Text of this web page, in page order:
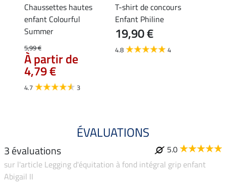
Chaussettes hautes
enfant Colourful
Summer
5,99 €
À partir de
4,79 €
4.7 3
T-shirt de concours
Enfant Philine
19,90 €
4.8 4
ÉVALUATIONS
3 évaluations
5.0
sur l'article Legging d'équitation à fond intégral grip enfant
Abigail II